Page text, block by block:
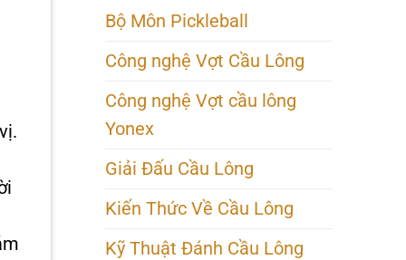
Bộ Môn Pickleball
Công nghệ Vợt Cầu Lông
Công nghệ Vợt cầu lông
Yonex
Giải Đấu Cầu Lông
Kiến Thức Về Cầu Lông
Kỹ Thuật Đánh Cầu Lông